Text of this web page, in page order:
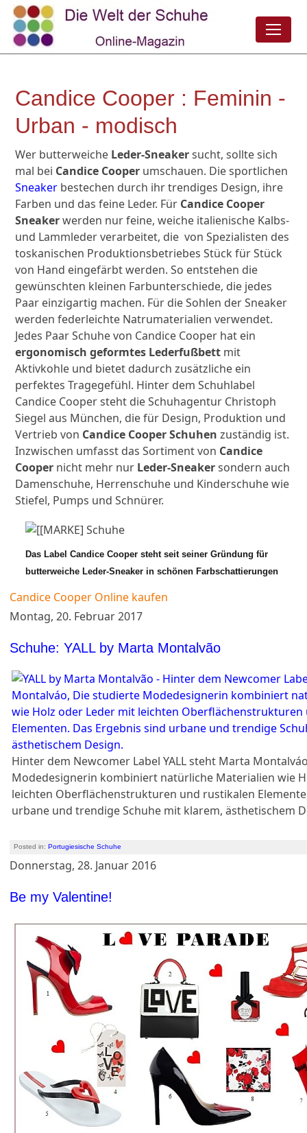
Candice Cooper : Feminin -
Urban - modisch
Wer butterweiche Leder-Sneakersucht, sollte sich
mal bei Candice Cooper umschauen. Die sportlichen
Sneaker bestechen durch ihr trendiges Design, ihre
Farben und das feine Leder. Für Candice Cooper
Sneakerwerden nur feine, weiche italienische Kalbs-
und Lammleder verarbeitet, die von Spezialisten des
toskanischen Produktionsbetriebes Stück für Stück
von Hand eingefärbt werden. So entstehen die
gewünschten kleinen Farbunterschiede, die jedes
Paar einzigartig machen. Für die Sohlen der Sneaker
werden federleichte Natrumaterialien verwendet.
Jedes Paar Schuhe von Candice Cooper hat ein
ergonomisch geformtes Lederfußbett mit
Aktivkohle und bietet dadurch zusätzliche ein
perfektes Tragegefühl. Hinter dem Schuhlabel
Candice Cooper steht die Schuhagentur Christoph
Siegel aus München, die für Design, Produktion und
Vertrieb von Candice Cooper Schuhenzuständig ist.
Inzwischen umfasst das Sortiment von Candice
Cooper nicht mehr nur Leder-Sneakersondern auch
Damenschuhe, Herrenschuhe und Kinderschuhe wie
Stiefel, Pumps und Schnürer.
Das Label Candice Cooper steht seit seiner Gründung für
butterweiche Leder-Sneaker in schönen Farbschattierungen
Candice Cooper Online kaufen
Montag, 20. Februar 2017
Schuhe: YALL by Marta Montalvão
Hinter dem Newcomer Label YALL steht Marta
Modedesignerin kombiniert natürliche Materialien wie
leichten Oberflächenstrukturen und rustikalen
urbane und trendige Schuhe mit klarem, ästhetischem
Posted in:Portugiesische Schuhe
Donnerstag, 28. Januar 2016
Be my Valentine!